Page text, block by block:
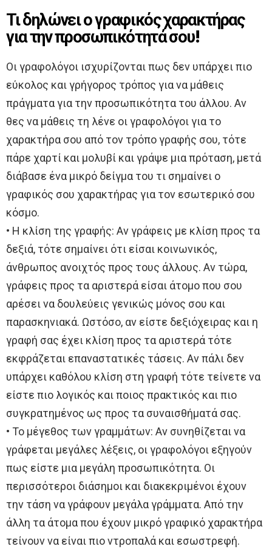
Τι δηλώνει ο γραφικός χαρακτήρας
για την προσωπικότητά σου!
Οι γραφολόγοι ισχυρίζονται πως δεν υπάρχει πιο
εύκολος και γρήγορος τρόπος για να μάθεις
πράγματα για την προσωπικότητα του άλλου. Αν
θες να μάθεις τη λένε οι γραφολόγοι για το
χαρακτήρα σου από τον τρόπο γραφής σου, τότε
πάρε χαρτί και μολυβί και γράψε μια πρόταση, μετά
διάβασε ένα μικρό δείγμα του τι σημαίνει ο
γραφικός σου χαρακτήρας για τον εσωτερικό σου
κόσμο.
• Η κλίση της γραφής: Αν γράφεις με κλίση προς τα
δεξιά, τότε σημαίνει ότι είσαι κοινωνικός,
άνθρωπος ανοιχτός προς τους άλλους. Αν τώρα,
γράφεις προς τα αριστερά είσαι άτομο που σου
αρέσει να δουλεύεις γενικώς μόνος σου και
παρασκηνιακά. Ωστόσο, αν είστε δεξιόχειρας και η
γραφή σας έχει κλίση προς τα αριστερά τότε
εκφράζεται επαναστατικές τάσεις. Αν πάλι δεν
υπάρχει καθόλου κλίση στη γραφή τότε τείνετε να
είστε πιο λογικός και ποιος πρακτικός και πιο
συγκρατημένος ως προς τα συναισθήματά σας.
• Το μέγεθος των γραμμάτων: Αν συνηθίζεται να
γράφεται μεγάλες λέξεις, οι γραφολόγοι εξηγούν
πως είστε μια μεγάλη προσωπικότητα. Οι
περισσότεροι διάσημοι και διακεκριμένοι έχουν
την τάση να γράφουν μεγάλα γράμματα. Από την
άλλη τα άτομα που έχουν μικρό γραφικό χαρακτήρα
τείνουν να είναι πιο ντροπαλά και εσωστρεφή.